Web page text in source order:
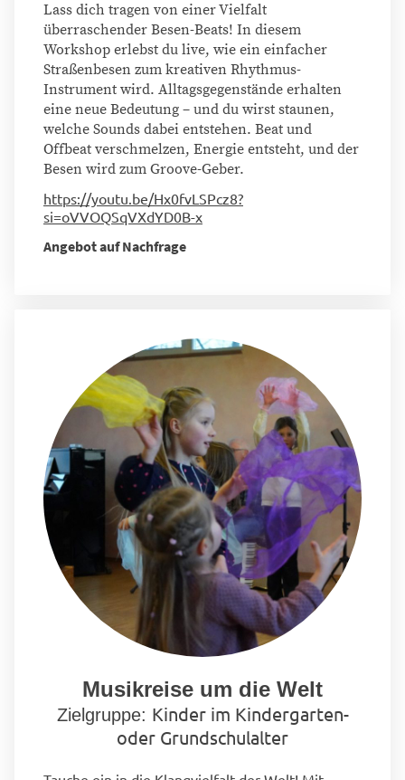
Lass dich tragen von einer Vielfalt
überraschender Besen-Beats! In diesem
Workshop erlebst du live, wie ein einfacher
Straßenbesen zum kreativen Rhythmus-
Instrument wird. Alltagsgegenstände erhalten
eine neue Bedeutung – und du wirst staunen,
welche Sounds dabei entstehen. Beat und
Offbeat verschmelzen, Energie entsteht, und der
Besen wird zum Groove-Geber.
https://youtu.be/Hx0fvLSPcz8?
si=oVVOQSqVXdYD0B-x
Angebot auf Nachfrage
Musikreise um die Welt
Zielgruppe: Kinder im Kindergarten-
oder Grundschulalter